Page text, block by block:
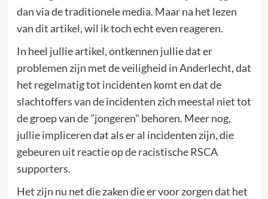
dan via de traditionele media. Maar na het lezen
vandit artikel, wil ik toch echt even reageren.
In heel jullie artikel, ontkennen jullie dat er
problemen zijn met de veiligheid in Anderlecht, dat
het regelmatig tot incidenten komt en dat de
slachtoffers van de incidenten zich meestal niet tot
de groep van de "jongeren" behoren. Meer nog,
jullie impliceren dat als er al incidenten zijn, die
gebeuren uit reactie op de racistische RSCA
supporters.
Het zijn nu net die zaken die er voor zorgen dat het